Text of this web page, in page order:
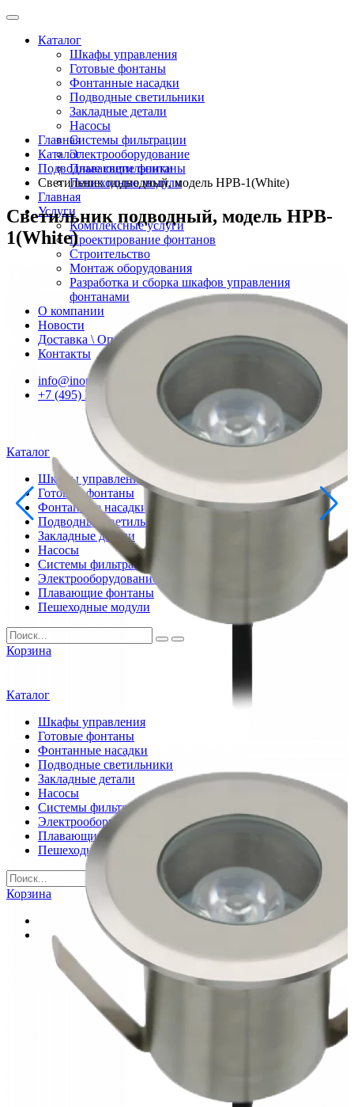
Каталог
Шкафы управления
Готовые фонтаны
Фонтанные насадки
Подводные светильники
Закладные детали
Насосы
Системы фильтрации
Электрооборудование
Плавающие фонтаны
Пешеходные модули
Главная
Услуги
Комплексные услуги
Проектирование фонтанов
Строительство
Монтаж оборудования
Разработка и сборка шкафов управления
фонтанами
О компании
Новости
Доставка \ Оплата
Контакты
info@inoprom.ru
+7 (495) 374-90-93
Каталог
Шкафы управления
Готовые фонтаны
Фонтанные насадки
Подводные светильники
Закладные детали
Насосы
Системы фильтрации
Электрооборудование
Плавающие фонтаны
Пешеходные модули
Корзина
Каталог
Шкафы управления
Готовые фонтаны
Фонтанные насадки
Подводные светильники
Закладные детали
Насосы
Системы фильтрации
Электрооборудование
Плавающие фонтаны
Пешеходные модули
Корзина
Главная
Каталог
Подводные светильники
Светильник подводный, модель HPB-1(White)
Светильник подводный, модель HPB-
1(White)